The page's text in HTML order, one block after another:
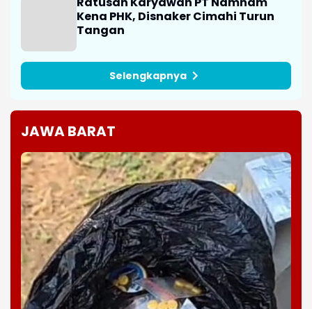
Kena PHK, Disnaker Cimahi Turun
Tangan
Selengkapnya
JAWA BARAT